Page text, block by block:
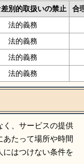
別的取扱いの禁止 合
法的義務
法的義務
法的義務
法的義務
く、サービスの提供
あたって場所や時間
にはつけない条件を